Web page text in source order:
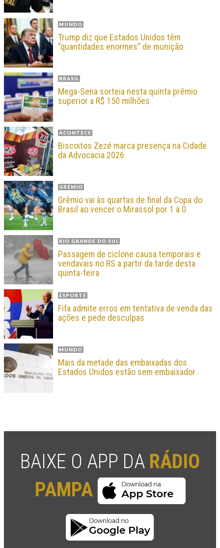
MUNDO
Trump diz que Estados Unidos têm
“quantidades enormes” de munição
BRASIL
Mega-Sena sorteia nesta quinta prêmio
superior a R$ 150 milhões
ACONTECE
Biscoitos Zezé marca presença na Cidade
da Advocacia 2026
GRÊMIO
Grêmio vai às quartas de final da Copa do
Brasil ao vencer o Mirassol por 1 a 0
RIO GRANDE DO SUL
Passagem de ciclone causa temporais e
vendavais no RS a partir da tarde desta
quinta-feira
ESPORTE
Fifa admite erros em tentativa de venda das
ações e pede desculpas
MUNDO
Mais da metade das embaixadas dos
Estados Unidos estão sem embaixador
BAIXE O APP DA RÁDIO
PAMPA